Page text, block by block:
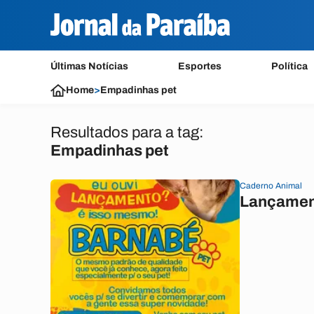
Últimas Notícias Esportes Política
Home>Empadinhas pet
Resultados para a tag:
Empadinhas pet
Caderno Animal